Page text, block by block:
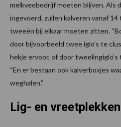
melkveebedrijf moeten blijven. Als
ingevoerd, zullen kalveren vanaf 14
tweeën bij elkaar moeten zitten.
door bijvoorbeeld twee iglo’s te
hekje ervoor, of door
“En er bestaan ook kalverboxjes
weghalen.”
Lig- en vreetplekken